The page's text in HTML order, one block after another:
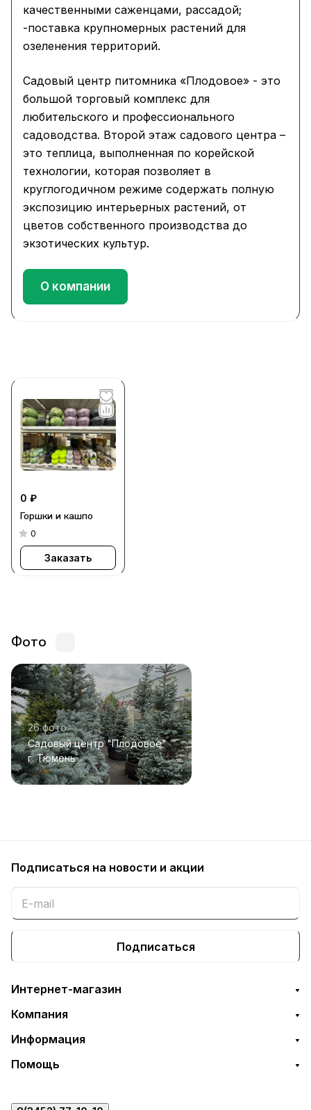
качественными саженцами, рассадой;
-поставка крупномерных растений для
озеленения территорий.
Садовый центр питомника «Плодовое» - это
большой торговый комплекс для
любительского и профессионального
садоводства. Второй этаж садового центра –
это теплица, выполненная по корейской
технологии, которая позволяет в
круглогодичном режиме содержать полную
экспозицию интерьерных растений, от
цветов собственного производства до
экзотических культур.
О компании
0 ₽
Горшки и кашпо
0
Заказать
Фото
26 фото
Садовый центр "Плодовое"
г. Тюмень
Подписаться на новости и акции
Подписаться
Интернет-магазин
Компания
Информация
Помощь